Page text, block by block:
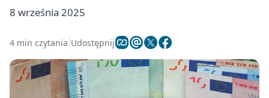
8 września 2025
4 min czytania Udostępnij